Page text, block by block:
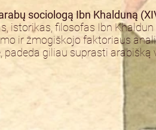
sociologą Ibn Khalduną
istorikas, filosofas Ibn
ir žmogiškojo faktoriaus
giliau suprasti arabišką